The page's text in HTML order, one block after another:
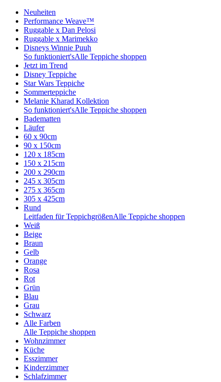
Neuheiten
Performance Weave™
Ruggable x Dan Pelosi
Ruggable x Marimekko
Disneys Winnie Puuh
So funktioniert'sAlle Teppiche shoppen
Jetzt im Trend
Disney Teppiche
Star Wars Teppiche
Sommerteppiche
Melanie Kharad Kollektion
So funktioniert'sAlle Teppiche shoppen
Badematten
Läufer
60 x 90cm
90 x 150cm
120 x 185cm
150 x 215cm
200 x 290cm
245 x 305cm
275 x 365cm
305 x 425cm
Rund
Leitfaden für TeppichgrößenAlle Teppiche shoppen
Weiß
Beige
Braun
Gelb
Orange
Rosa
Rot
Grün
Blau
Grau
Schwarz
Alle Farben
Alle Teppiche shoppen
Wohnzimmer
Küche
Esszimmer
Kinderzimmer
Schlafzimmer